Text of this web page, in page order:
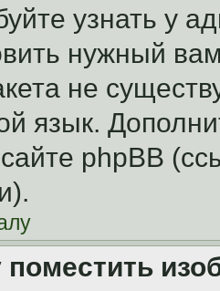
узнать у
нужный
не
язык.
phpBB
поместить